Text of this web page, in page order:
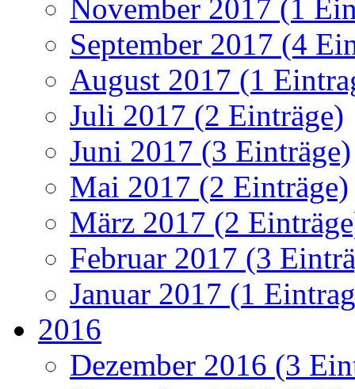
November 2017 (1
September 2017 (4
August 2017 (1
Juli 2017 (2 Einträge)
Juni 2017 (3 Einträge)
Mai 2017 (2 Einträge)
März 2017 (2
Februar 2017 (3
Januar 2017 (1
2016
Dezember 2016 (3